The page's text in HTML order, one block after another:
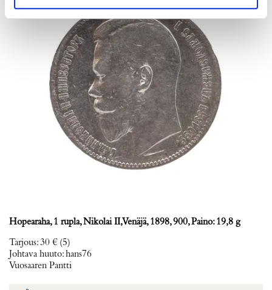
Hopearaha, 1 rupla, Nikolai II, Venäjä, 1898, 900, Paino: 19,8 g
Tarjous:30 € (5)
Johtava huuto:hans76
Vuosaaren Pantti